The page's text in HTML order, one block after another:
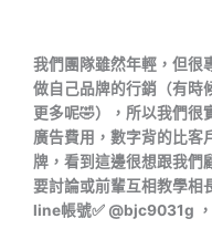
我們團隊雖然年輕，但很
做自己品牌的行銷（有時
更多呢🤣），所以我們很
廣告費用，數字背的比客
牌，看到這邊很想跟我們
要討論或前輩互相教學相
line帳號✅ @bjc9031g